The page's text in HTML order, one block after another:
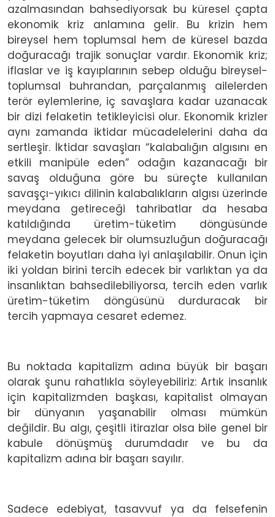
azalmasından bahsediyorsak bu küresel çapta
ekonomik kriz anlamına gelir. Bu krizin hem
bireysel hem toplumsal hem de küresel bazda
doğuracağı trajik sonuçlar vardır. Ekonomik kriz;
iflaslar ve iş kayıplarının sebep olduğu bireysel-
toplumsal buhrandan, parçalanmış ailelerden
terör eylemlerine, iç savaşlara kadar uzanacak
bir dizi felaketin tetikleyicisi olur. Ekonomik krizler
aynı zamanda iktidar mücadelelerini daha da
sertleşir. İktidar savaşları “kalabalığın algısını en
etkili manipüle eden” odağın kazanacağı bir
savaş olduğuna göre bu süreçte kullanılan
savaşçı-yıkıcı dilinin kalabalıkların algısı üzerinde
meydana getireceği tahribatlar da hesaba
katıldığında üretim-tüketim döngüsünde
meydana gelecek bir olumsuzluğun doğuracağı
felaketin boyutları daha iyi anlaşılabilir. Onun için
iki yoldan birini tercih edecek bir varlıktan ya da
insanlıktan bahsedilebiliyorsa, tercih eden varlık
üretim-tüketim döngüsünü durduracak bir
tercih yapmaya cesaret edemez.
Bu noktada kapitalizm adına büyük bir başarı
olarak şunu rahatlıkla söyleyebiliriz: Artık insanlık
için kapitalizmden başkası, kapitalist olmayan
bir dünyanın yaşanabilir olması mümkün
değildir. Bu algı, çeşitli itirazlar olsa bile genel bir
kabule dönüşmüş durumdadır ve bu da
kapitalizm adına bir başarı sayılır.
Sadece edebiyat, tasavvuf ya da felsefenin